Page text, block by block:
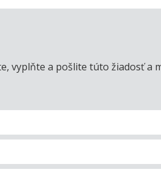
vyplňte a pošlite túto žiadosť a